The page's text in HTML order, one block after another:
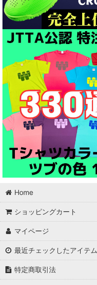
Home
ショッピングカート
マイページ
最近チェックしたアイテム
特定商取引法